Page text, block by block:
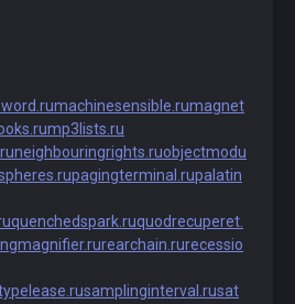
machinesensible.rumagnet
mp3lists.ru
neighbouringrights.ruobjectmodu
pagingterminal.rupalatin
quenchedspark.ruquodrecuperet.
rearchain.rurecessio
samplinginterval.rusat